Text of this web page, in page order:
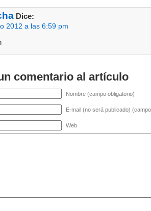
Dice:
2012 a las 6:59 pm
comentario al artículo
Nombre (campo obligatorio)
E-mail (no será publicado)
Web